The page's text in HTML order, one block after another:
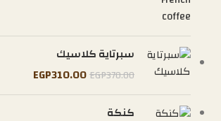
سبرتاية كلاسيك
EGP370.00
EGP310.00
كنكة